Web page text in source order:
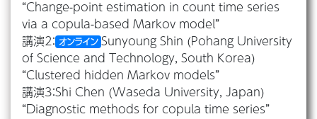
“Change-point estimation in count time series
via a copula-based Markov model”
講演2： オンライン Sunyoung Shin (Pohang University
of Science and Technology, South Korea)
“Clustered hidden Markov models”
講演3：Shi Chen (Waseda University, Japan)
“Diagnostic methods for copula time series”